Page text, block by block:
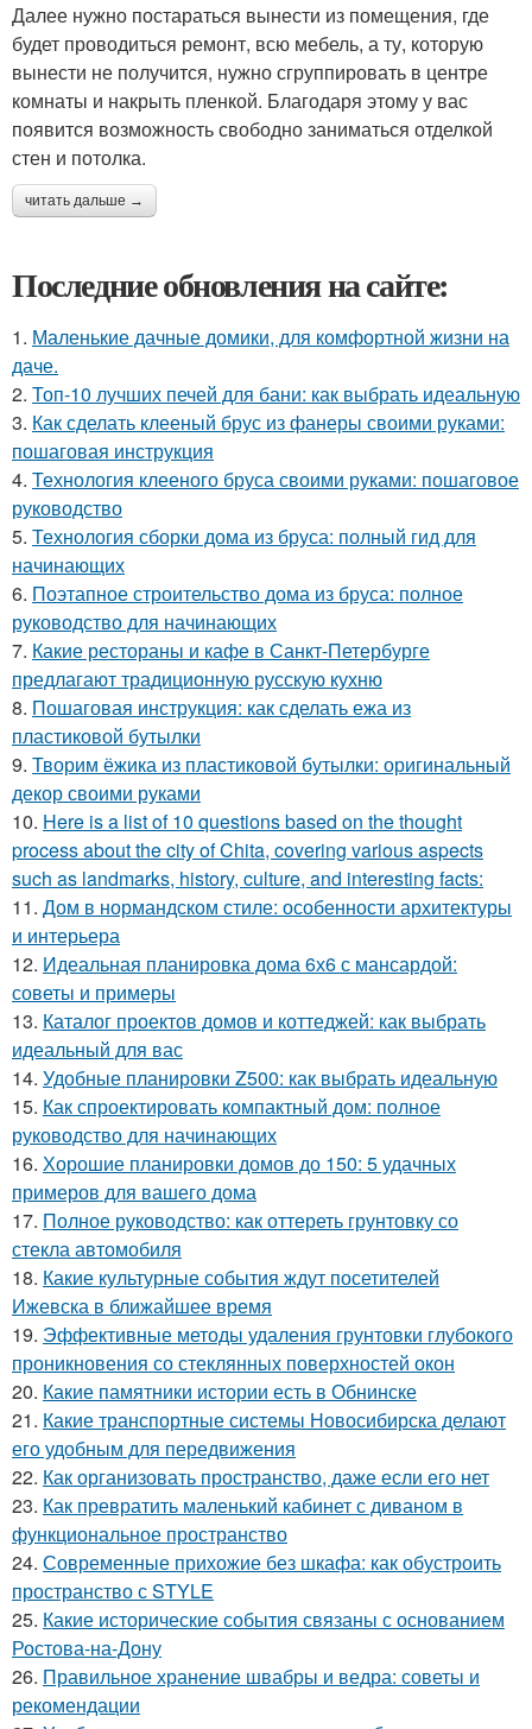
Далее нужно постараться вынести из помещения, где
будет проводиться ремонт, всю мебель, а ту, которую
вынести не получится, нужно сгруппировать в центре
комнаты и накрыть пленкой. Благодаря этому у вас
появится возможность свободно заниматься отделкой
стен и потолка.
читать дальше →
Последние обновления на сайте:
1. Маленькие дачные домики, для комфортной жизни на
даче.
2. Топ-10 лучших печей для бани: как выбрать идеальную
3. Как сделать клееный брус из фанеры своими руками:
пошаговая инструкция
4. Технология клееного бруса своими руками: пошаговое
руководство
5. Технология сборки дома из бруса: полный гид для
начинающих
6. Поэтапное строительство дома из бруса: полное
руководство для начинающих
7. Какие рестораны и кафе в Санкт-Петербурге
предлагают традиционную русскую кухню
8. Пошаговая инструкция: как сделать ежа из
пластиковой бутылки
9. Творим ёжика из пластиковой бутылки: оригинальный
декор своими руками
10. Here is a list of 10 questions based on the thought
process about the city of Chita, covering various aspects
such as landmarks, history, culture, and interesting facts:
11. Дом в нормандском стиле: особенности архитектуры
и интерьера
12. Идеальная планировка дома 6х6 с мансардой:
советы и примеры
13. Каталог проектов домов и коттеджей: как выбрать
идеальный для вас
14. Удобные планировки Z500: как выбрать идеальную
15. Как спроектировать компактный дом: полное
руководство для начинающих
16. Хорошие планировки домов до 150: 5 удачных
примеров для вашего дома
17. Полное руководство: как оттереть грунтовку со
стекла автомобиля
18. Какие культурные события ждут посетителей
Ижевска в ближайшее время
19. Эффективные методы удаления грунтовки глубокого
проникновения со стеклянных поверхностей окон
20. Какие памятники истории есть в Обнинске
21. Какие транспортные системы Новосибирска делают
его удобным для передвижения
22. Как организовать пространство, даже если его нет
23. Как превратить маленький кабинет с диваном в
функциональное пространство
24. Современные прихожие без шкафа: как обустроить
пространство с STYLE
25. Какие исторические события связаны с основанием
Ростова-на-Дону
26. Правильное хранение швабры и ведра: советы и
рекомендации